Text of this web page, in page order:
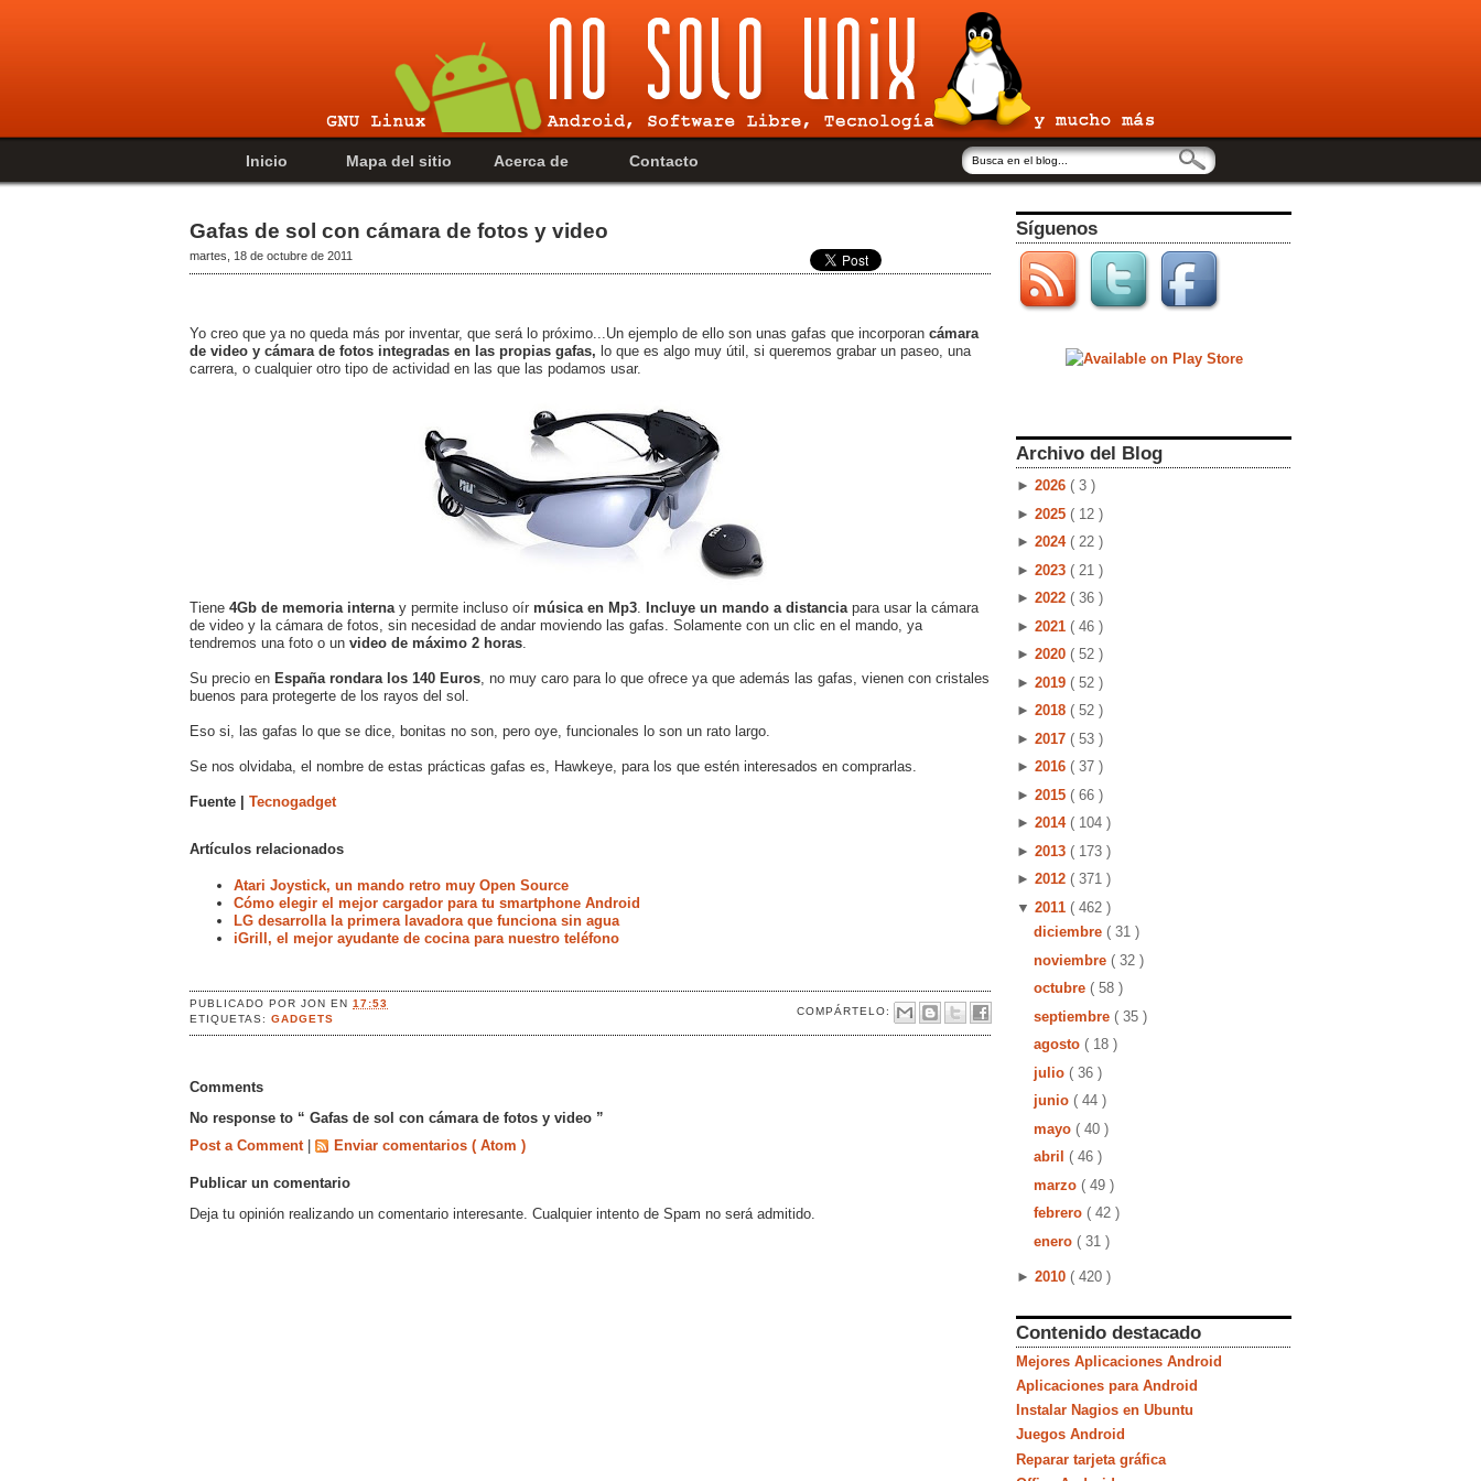
Inicio Mapa del sitio Acerca de Contacto
Gafas de sol con cámara de fotos y video
martes, 18 de octubre de 2011
Yo creo que ya no queda más por inventar, que será lo próximo...Un ejemplo de ello son unas gafas que incorporan cámara
de video y cámara de fotos integradas en las propias gafas, lo que es algo muy útil, si queremos grabar un paseo, una
carrera, o cualquier otro tipo de actividad en las que las podamos usar.
Tiene 4Gb de memoria interna y permite incluso oír música en Mp3 Incluye un mando a distancia para usar la cámara
de video y la cámara de fotos, sin necesidad de andar moviendo las gafas. Solamente con un clic en el mando, ya
tendremos una foto o un video de máximo 2 horas
Su precio en España rondara los 140 Euros , no muy caro para lo que ofrece ya que además las gafas, vienen con cristales
buenos para protegerte de los rayos del sol.
Eso si, las gafas lo que se dice, bonitas no son, pero oye, funcionales lo son un rato largo.
Se nos olvidaba, el nombre de estas prácticas gafas es, Hawkeye, para los que estén interesados en comprarlas.
Fuente | Tecnogadget
Artículos relacionados
Atari Joystick, un mando retro muy Open Source
Cómo elegir el mejor cargador para tu smartphone Android
LG desarrolla la primera lavadora que funciona sin agua
iGrill, el mejor ayudante de cocina para nuestro teléfono
PUBLICADO PORJONEN17:53
COMPÁRTELO:
ETIQUETAS:GADGETS
Comments
No response to “ Gafas de sol con cámara de fotos y video ”
Post a Comment
Enviar comentarios ( Atom )
Publicar un comentario
Deja tu opinión realizando un comentario interesante. Cualquier intento de Spam no será admitido.
Síguenos
Archivo del Blog
► 2026 ( 3 )
► 2025 ( 12 )
► 2024 ( 22 )
► 2023 ( 21 )
► 2022 ( 36 )
► 2021 ( 46 )
► 2020 ( 52 )
► 2019 ( 52 )
► 2018 ( 52 )
► 2017 ( 53 )
► 2016 ( 37 )
► 2015 ( 66 )
► 2014 ( 104 )
► 2013 ( 173 )
► 2012 ( 371 )
▼ 2011 ( 462 )
diciembre ( 31 )
noviembre ( 32 )
octubre ( 58 )
septiembre ( 35 )
agosto ( 18 )
julio ( 36 )
junio ( 44 )
mayo ( 40 )
abril ( 46 )
marzo ( 49 )
febrero ( 42 )
enero ( 31 )
► 2010 ( 420 )
Contenido destacado
Mejores Aplicaciones Android
Aplicaciones para Android
Instalar Nagios en Ubuntu
Juegos Android
Reparar tarjeta gráfica